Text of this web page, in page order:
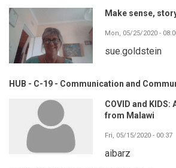
Make sense,
Mon, 05/25/2020 -
sue.goldstein
HUB - C-19 - Communication and
COVID and KIDS:
from Malawi
Fri, 05/15/2020 - 00:37
aibarz